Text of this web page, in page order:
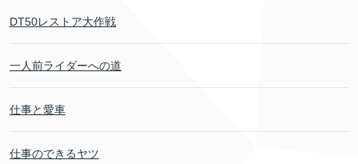
DT50レストア大作戦
一人前ライダーへの道
仕事と愛車
仕事のできるヤツ